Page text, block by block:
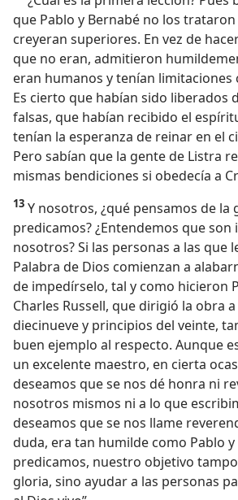
que Pablo y Bernabé no los
creyeran superiores. En vez de
que no eran, admitieron
eran humanos y tenían limitaciones
Es cierto que habían sido liberados
falsas, que habían recibido el
tenían la esperanza de reinar en el
Pero sabían que la gente de Listra
mismas bendiciones si obedecía a
13 Y nosotros, ¿qué pensamos de la
predicamos? ¿Entendemos que son
nosotros? Si las personas a las que
Palabra de Dios comienzan a
de impedírselo, tal y como hicieron
Charles Russell, que dirigió la obra
diecinueve y principios del veinte,
buen ejemplo al respecto. Aunque
un excelente maestro, en cierta
deseamos que se nos dé honra ni
nosotros mismos ni a lo que
deseamos que se nos llame
duda, era tan humilde como Pablo y
predicamos, nuestro objetivo
gloria, sino ayudar a las personas